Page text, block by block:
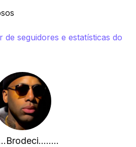
de seguidores e estatísticas do